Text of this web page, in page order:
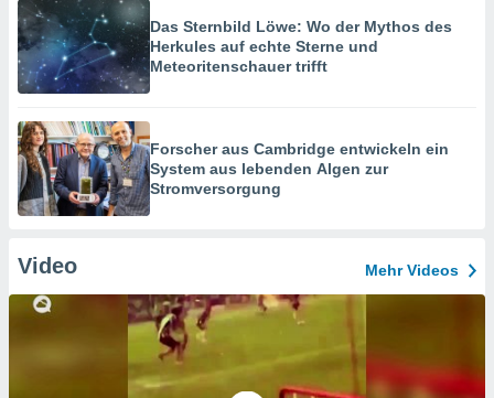
Das Sternbild Löwe: Wo der Mythos des
Herkules auf echte Sterne und
Meteoritenschauer trifft
Forscher aus Cambridge entwickeln ein
System aus lebenden Algen zur
Stromversorgung
Video Mehr Videos